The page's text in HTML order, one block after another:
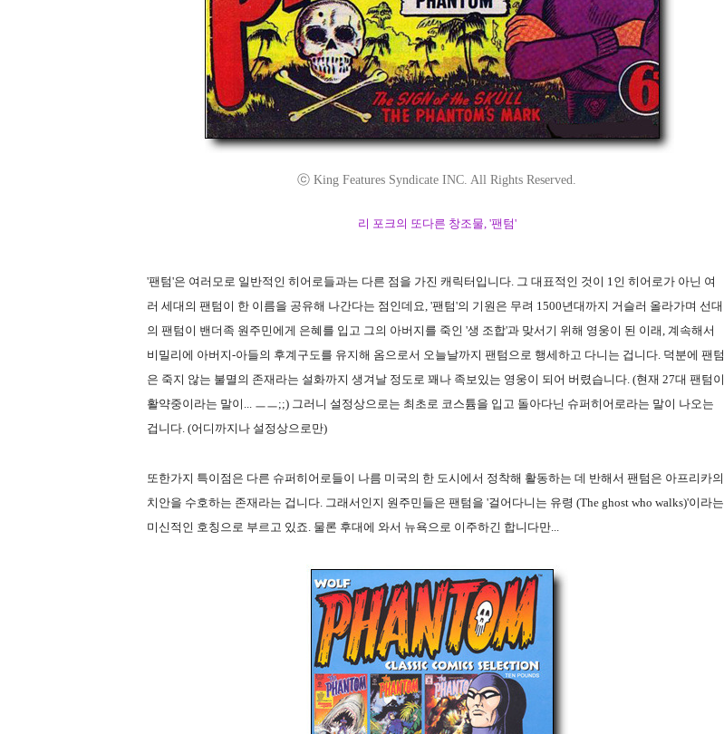
ⓒ King Features Syndicate INC. All Rights Reserved.
리 포크의 또다른 창조물, '팬텀'
'팬텀'은 여러모로 일반적인 히어로들과는 다른 점을 가진 캐릭터입니다. 그 대표적인 것이 1인 히어로가 아닌 여
러 세대의 팬텀이 한 이름을 공유해 나간다는 점인데요, '팬텀'의 기원은 무려 1500년대까지 거슬러 올라가며 선대
의 팬텀이 밴더족 원주민에게 은혜를 입고 그의 아버지를 죽인 '생 조합'과 맞서기 위해 영웅이 된 이래, 계속해서
비밀리에 아버지-아들의 후계구도를 유지해 옴으로서 오늘날까지 팬텀으로 행세하고 다니는 겁니다. 덕분에 팬텀
은 죽지 않는 불멸의 존재라는 설화까지 생겨날 정도로 꽤나 족보있는 영웅이 되어 버렸습니다. (현재 27대 팬텀이
활약중이라는 말이... ㅡㅡ;;) 그러니 설정상으로는 최초로 코스튬을 입고 돌아다닌 슈퍼히어로라는 말이 나오는
겁니다. (어디까지나 설정상으로만)
또한가지 특이점은 다른 슈퍼히어로들이 나름 미국의 한 도시에서 정착해 활동하는 데 반해서 팬텀은 아프리카의
치안을 수호하는 존재라는 겁니다. 그래서인지 원주민들은 팬텀을 '걸어다니는 유령 (The ghost who walks)'이라는
미신적인 호칭으로 부르고 있죠. 물론 후대에 와서 뉴욕으로 이주하긴 합니다만...